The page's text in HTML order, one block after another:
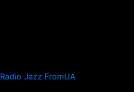
Radio Jazz FromUA